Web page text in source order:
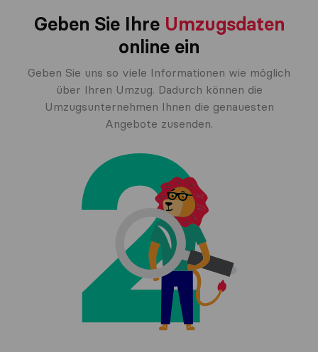
Geben Sie Ihre Umzugsdaten
online ein
Geben Sie uns so viele Informationen wie möglich
über Ihren Umzug. Dadurch können die
Umzugsunternehmen Ihnen die genauesten
Angebote zusenden.